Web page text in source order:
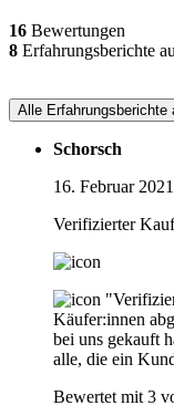
16 Bewertungen
8 Erfahrungsberichte
Alle Erfahrungsberichte
Schorsch
16. Februar 2021
Verifizierter Kauf
Käufer:innen
bei uns gekauft
alle, die ein
Bewertet mit 3